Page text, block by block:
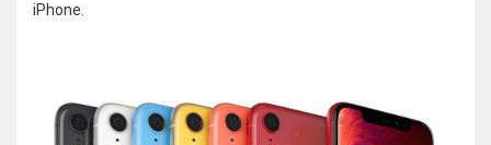
iPhone.